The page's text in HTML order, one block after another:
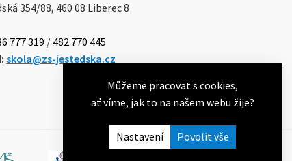
Můžeme pracovat s cookies,
ať víme, jak to na našem webu žije?
Nastavení
354/88, 460 08 Liberec 8
777 319 / 482 770 445
skola@zs-jestedska.cz